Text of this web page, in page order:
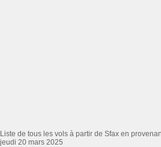
Liste de tous les vols à partir de Sfax en
jeudi 20 mars 2025